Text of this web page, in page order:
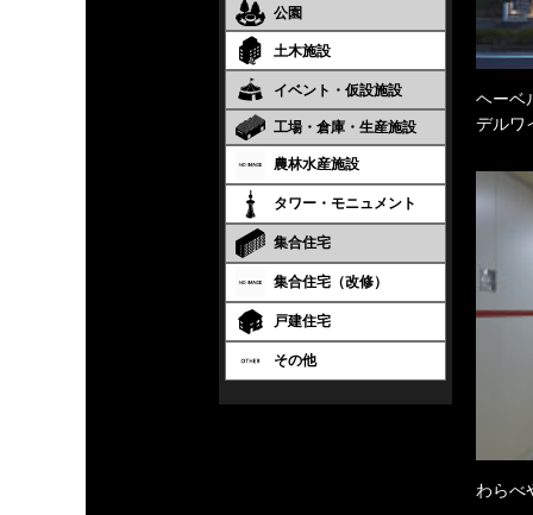
公園
土木施設
イベント・仮設施設
工場・倉庫・生産施設
農林水産施設
タワー・モニュメント
集合住宅
集合住宅（改修）
戸建住宅
その他
ヘーベ
デルワ
わらべ